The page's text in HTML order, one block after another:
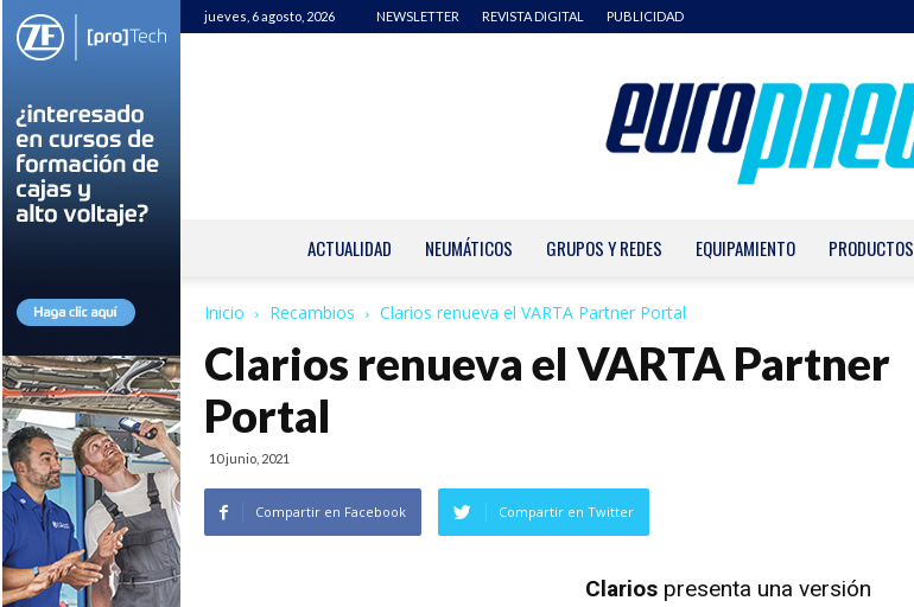
jueves, 6 agosto, 2026 NEWSLETTER REVISTA DIGITAL PUBLICIDAD
ACTUALIDAD NEUMÁTICOS GRUPOS Y REDES EQUIPAMIENTO PRODUCTOS
Inicio Recambios Clarios renueva el VARTA Partner Portal
Clarios renueva el VARTA Partner
Portal
10 junio, 2021
Compartir en Facebook Compartir en Twitter
Clarios presenta una versión